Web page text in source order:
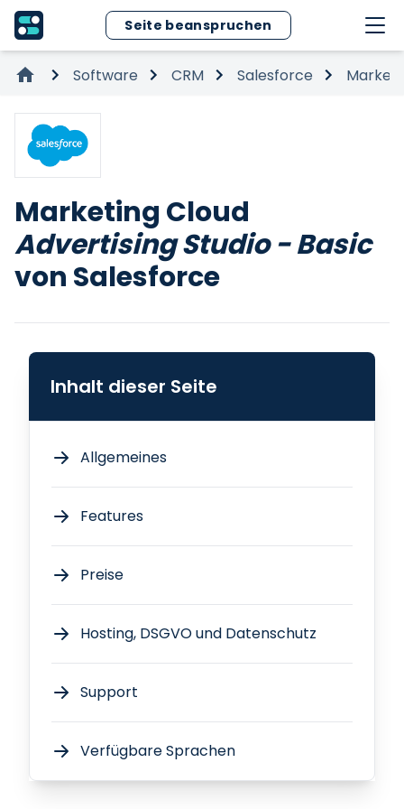
Seite beanspruchen
Software CRM Salesforce
Marketing Cloud
Advertising Studio - Basic
von Salesforce
Inhalt dieser Seite
Allgemeines
Features
Preise
Hosting, DSGVO und Datenschutz
Support
Verfügbare Sprachen